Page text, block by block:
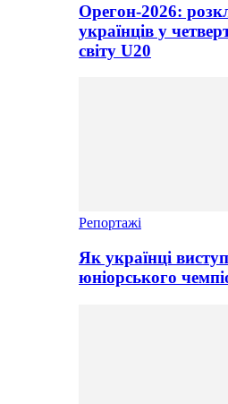
Орегон-2026:
українців у
світу U20
Репортажі
Як українці
юніорського